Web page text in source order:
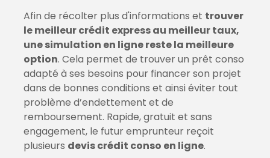
Afin de récolter plus d'informations et trouver
le meilleur crédit express au meilleur taux,
une simulation en ligne reste la meilleure
option. Cela permet de trouver un prêt conso
adapté à ses besoins pour financer son projet
dans de bonnes conditions et ainsi éviter tout
problème d’endettement et de
remboursement. Rapide, gratuit et sans
engagement, le futur emprunteur reçoit
plusieurs devis crédit conso en ligne.